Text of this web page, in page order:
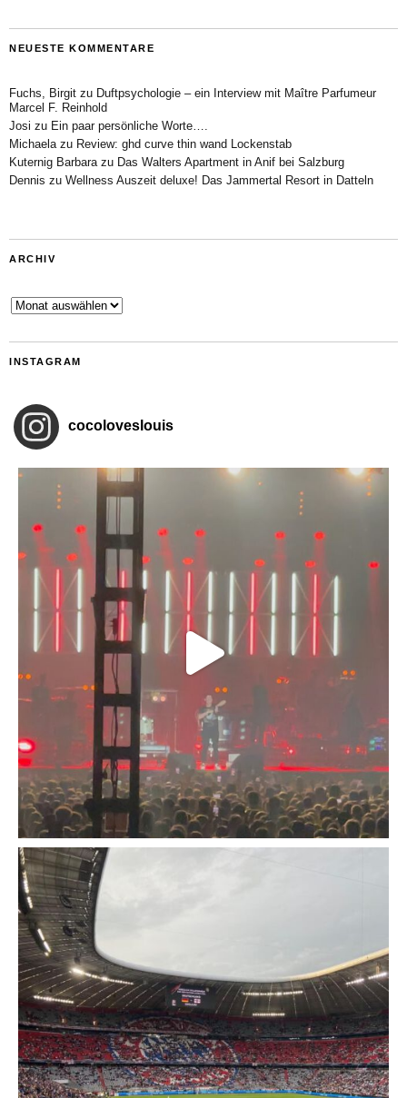
NEUESTE KOMMENTARE
Fuchs, Birgit zu Duftpsychologie – ein Interview mit Maître Parfumeur
Marcel F. Reinhold
Josi zu Ein paar persönliche Worte….
Michaelazu Review: ghd curve thin wand Lockenstab
Kuternig Barbarazu Das Walters Apartment in Anif bei Salzburg
Dennis zu Wellness Auszeit deluxe! Das Jammertal Resort in Datteln
ARCHIV
Archiv
INSTAGRAM
cocoloveslouis